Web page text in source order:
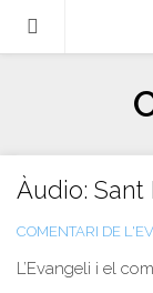
Llibres
Escrits-articles
Notícies
Castellano
Àudio: Sant
COMENTARI DE
L’Evangeli i el